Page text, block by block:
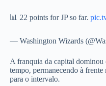
📊 22 points for JP so far.
— Washington Wizards
A franquia da capital
tempo, permanecendo à
para o intervalo.